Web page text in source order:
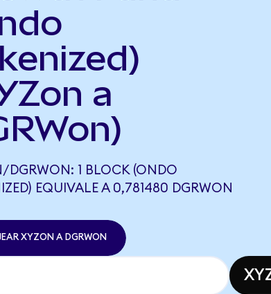
a
DGRWON: 1 BLOCK (ONDO
EQUIVALE A 0,781480 DGRWON
XYZON A DGRWON